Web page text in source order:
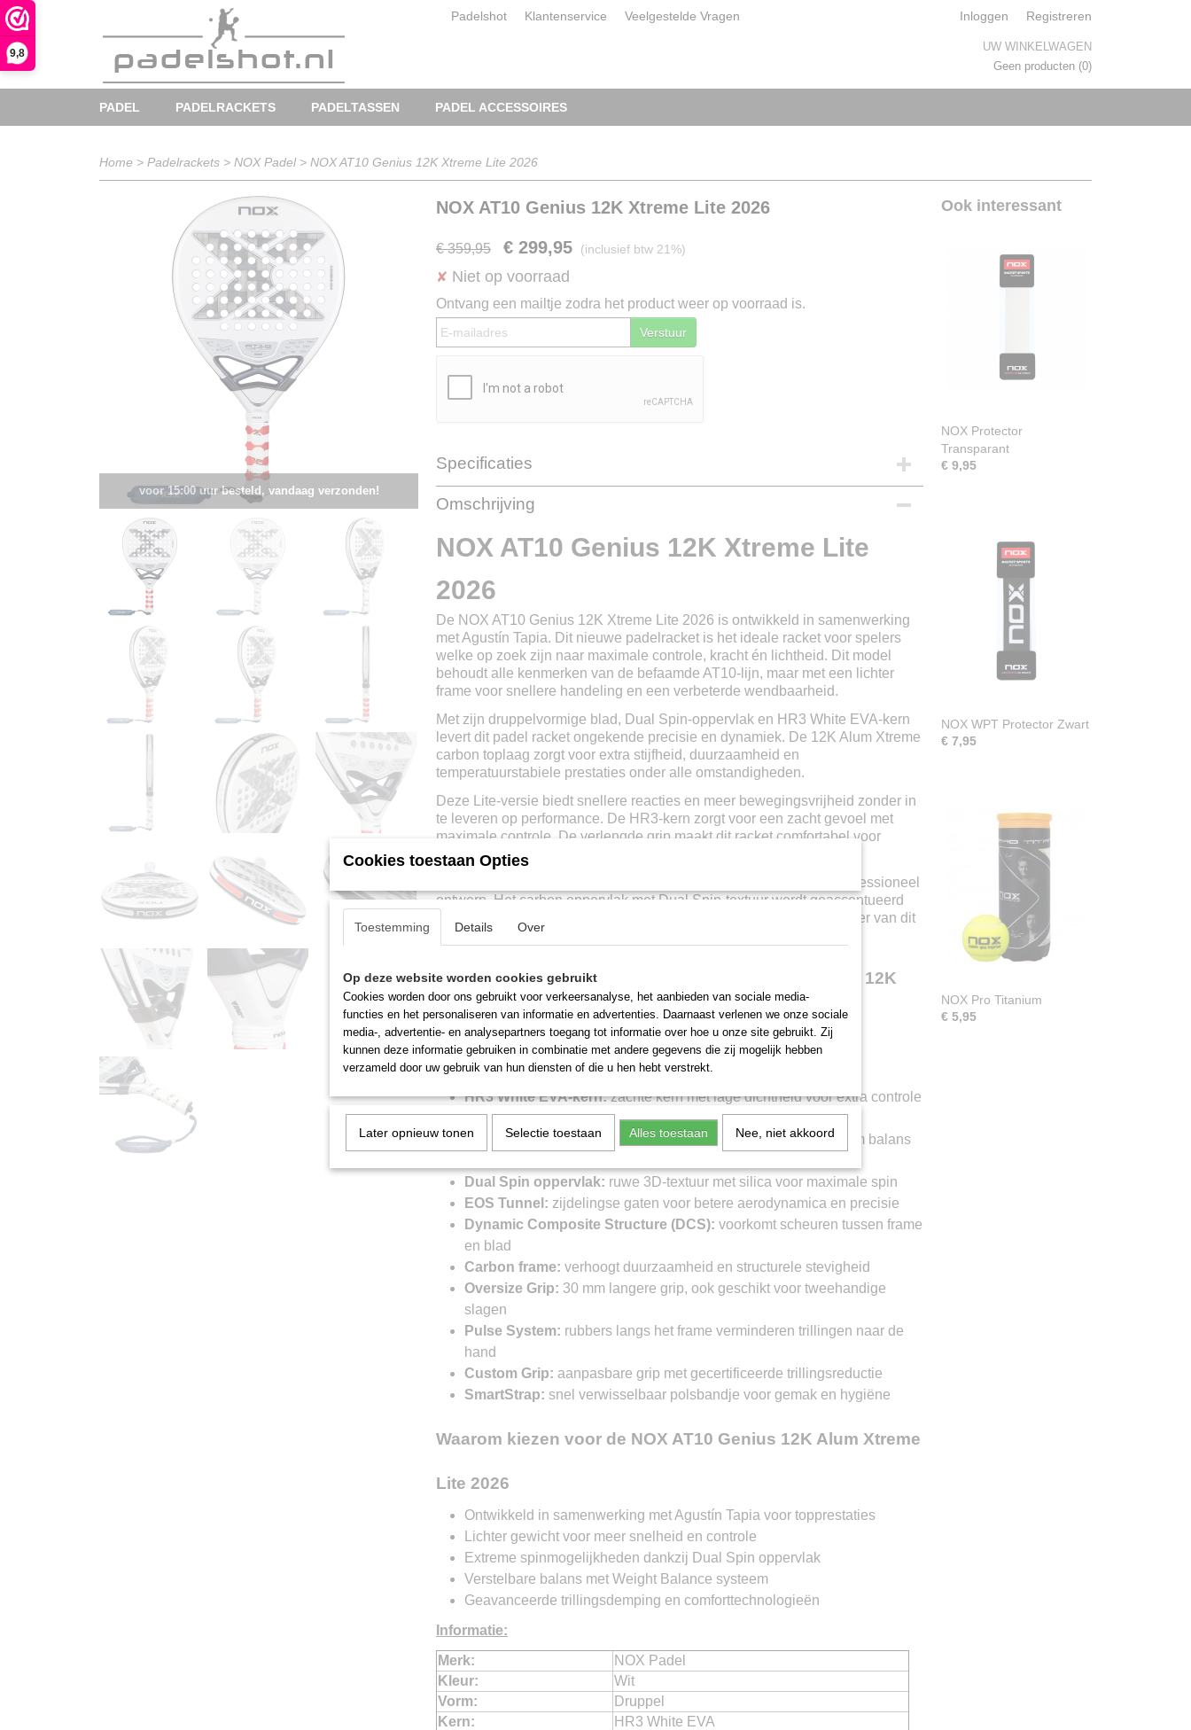
9,8
Padelshot Klantenservice Veelgestelde Vragen Inloggen Registreren
UW WINKELWAGEN
Geen producten (0)
PADEL PADELRACKETS PADELTASSEN PADEL ACCESSOIRES
Home > Padelrackets > NOX Padel> NOX AT10 Genius 12K Xtreme Lite 2026
voor 15:00 uur besteld, vandaag verzonden!
NOX AT10 Genius 12K Xtreme Lite 2026
€ 359,95 € 299,95 (inclusief btw 21%)
✘ Niet op voorraad
Ontvang een mailtje zodra het product weer op voorraad is.
Verstuur
Specificaties
Productcode
EAN code
Omschrijving
NOX AT10 Genius 12K Xtreme Lite
2026
De NOX AT10 Genius 12K Xtreme Lite 2026 is ontwikkeld in samenwerking
met Agustín Tapia. Dit nieuwe padelracket is het ideale racket voor spelers
welke op zoek zijn naar maximale controle, kracht én lichtheid. Dit model
behoudt alle kenmerken van de befaamde AT10-lijn, maar met een lichter
frame voor snellere handeling en een verbeterde wendbaarheid.
Met zijn druppelvormige blad, Dual Spin-oppervlak en HR3 White EVA-kern
levert dit padel racket ongekende precisie en dynamiek. De 12K Alum Xtreme
carbon toplaag zorgt voor extra stijfheid, duurzaamheid en
temperatuurstabiele prestaties onder alle omstandigheden.
Deze Lite-versie biedt snellere reacties en meer bewegingsvrijheid zonder in
te leveren op performance. De HR3-kern zorgt voor een zacht gevoel met
maximale controle. De verlengde grip maakt dit racket comfortabel voor
spelers die houden van snelheid, techniek en comfort.
De NOX AT10 Genius Lite van Agustín Tapia heeft een strak en professioneel
ontwerp. Het carbon oppervlak met Dual Spin-textuur wordt geaccentueerd
door rode en zilveren details, die het krachtige en technische karakter van dit
racket onderstrepen.
Materialen en technologieën in de NOX AT10 Genius 12K
Xtreme Lite 2026
12K Alum Xtreme Carbon:stijve, gelijkmatige structuur met
aluminiumcoating voor temperatuurbestendigheid
HR3 White EVA-kern:zachte kern met lage dichtheid voor extra controle
en demping
Weight Balance systeem:verwisselbare gewichten (2g/4g) om balans
Dual Spin oppervlak: ruwe 3D-textuur met silica voor maximale spin
EOS Tunnel: zijdelingse gaten voor betere aerodynamica en precisie
Dynamic Composite Structure (DCS): voorkomt scheuren tussen frame
en blad
Carbon frame: verhoogt duurzaamheid en structurele stevigheid
Oversize Grip: 30 mm langere grip, ook geschikt voor tweehandige
slagen
Pulse System: rubbers langs het frame verminderen trillingen naar de
hand
Custom Grip: aanpasbare grip met gecertificeerde trillingsreductie
SmartStrap: snel verwisselbaar polsbandje voor gemak en hygiëne
Waarom kiezen voor de NOX AT10 Genius 12K Alum Xtreme
Lite 2026
Ontwikkeld in samenwerking met Agustín Tapia voor topprestaties
Lichter gewicht voor meer snelheid en controle
Extreme spinmogelijkheden dankzij Dual Spin oppervlak
Verstelbare balans met Weight Balance systeem
Geavanceerde trillingsdemping en comforttechnologieën
Informatie:
Merk:
NOX Padel
Kleur:
Wit
Vorm:
Druppel
Kern:
HR3 White EVA
Ook interessant
NOX Protector
Transparant
€ 9,95
NOX WPT Protector Zwart
€ 7,95
NOX Pro Titanium
€ 5,95
Cookies toestaan Opties
Toestemming Details Over
Op deze website worden cookies gebruikt
Cookies worden door ons gebruikt voor verkeersanalyse, het aanbieden van sociale media-
functies en het personaliseren van informatie en advertenties. Daarnaast verlenen we onze sociale
media-, advertentie- en analysepartners toegang tot informatie over hoe u onze site gebruikt. Zij
kunnen deze informatie gebruiken in combinatie met andere gegevens die zij mogelijk hebben
verzameld door uw gebruik van hun diensten of die u hen hebt verstrekt.
Later opnieuw tonen Selectie toestaan Alles toestaan Nee, niet akkoord